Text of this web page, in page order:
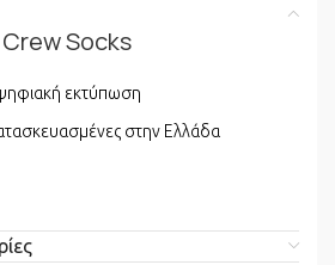
Socks
εκτύπωση
στην Ελλάδα